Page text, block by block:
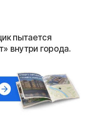
пытается
внутри города.